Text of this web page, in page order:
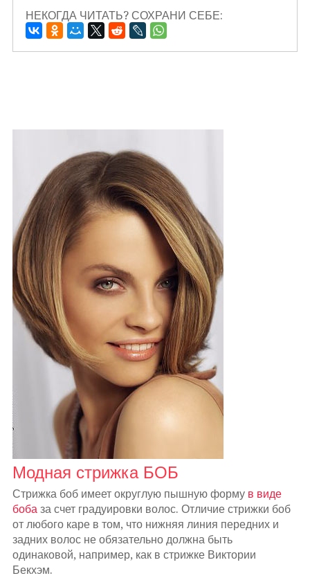
НЕКОГДА ЧИТАТЬ? СОХРАНИ СЕБЕ:
Модная стрижка БОБ
Стрижка боб имеет округлую пышную форму в виде
бобаза счет градуировки волос. Отличие стрижки боб
от любого каре в том, что нижняя линия передних и
задних волос не обязательно должна быть
одинаковой, например, как в стрижке Виктории
Бекхэм.